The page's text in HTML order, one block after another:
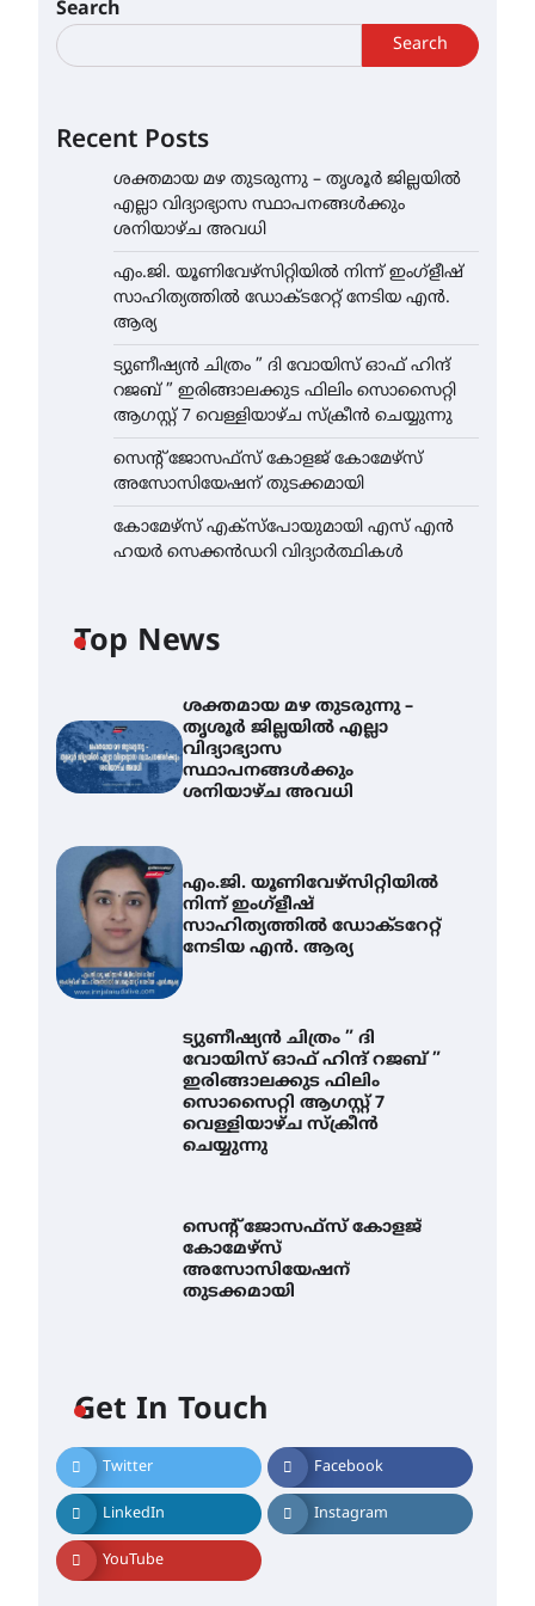
Search
Search
Recent Posts
ശക്തമായ മഴ തുടരുന്നു – തൃശൂർ ജില്ലയിൽ
എല്ലാ വിദ്യാഭ്യാസ സ്ഥാപനങ്ങൾക്കും
ശനിയാഴ്ച അവധി
എം.ജി. യൂണിവേഴ്‌സിറ്റിയിൽ നിന്ന് ഇംഗ്ളീഷ്
സാഹിത്യത്തിൽ ഡോക്ടറേറ്റ് നേടിയ എൻ.
ആര്യ
ട്യുണീഷ്യൻ ചിത്രം ” ദി വോയിസ് ഓഫ് ഹിന്ദ്
റജബ് ” ഇരിങ്ങാലക്കുട ഫിലിം സൊസൈറ്റി
ആഗസ്റ്റ് 7 വെള്ളിയാഴ്ച സ്‌ക്രീൻ ചെയ്യുന്നു
സെന്റ് ജോസഫ്സ് കോളജ് കോമേഴ്‌സ്
അസോസിയേഷന് തുടക്കമായി
കോമേഴ്സ് എക്സ്പോയുമായി എസ് എൻ
ഹയർ സെക്കൻഡറി വിദ്യാർത്ഥികൾ
Top News
ശക്തമായ മഴ തുടരുന്നു –
തൃശൂർ ജില്ലയിൽ എല്ലാ
വിദ്യാഭ്യാസ
സ്ഥാപനങ്ങൾക്കും
ശനിയാഴ്ച അവധി
എം.ജി. യൂണിവേഴ്‌സിറ്റിയിൽ
നിന്ന് ഇംഗ്ളീഷ്
സാഹിത്യത്തിൽ ഡോക്ടറേറ്റ്
നേടിയ എൻ. ആര്യ
ട്യുണീഷ്യൻ ചിത്രം ” ദി
വോയിസ് ഓഫ് ഹിന്ദ് റജബ് ”
ഇരിങ്ങാലക്കുട ഫിലിം
സൊസൈറ്റി ആഗസ്റ്റ് 7
വെള്ളിയാഴ്ച സ്‌ക്രീൻ
ചെയ്യുന്നു
സെന്റ് ജോസഫ്സ് കോളജ്
കോമേഴ്‌സ്
അസോസിയേഷന്
തുടക്കമായി
Get In Touch
Twitter Facebook
LinkedIn Instagram
YouTube
എം.ജി. യൂണിവേഴ്‌സിറ്റിയിൽ
നിന്ന് ഇംഗ്ളീഷ്
സാഹിത്യത്തിൽ ഡോക്ടറേറ്റ്
നേടിയ എൻ. ആര്യ
August 7, 2026